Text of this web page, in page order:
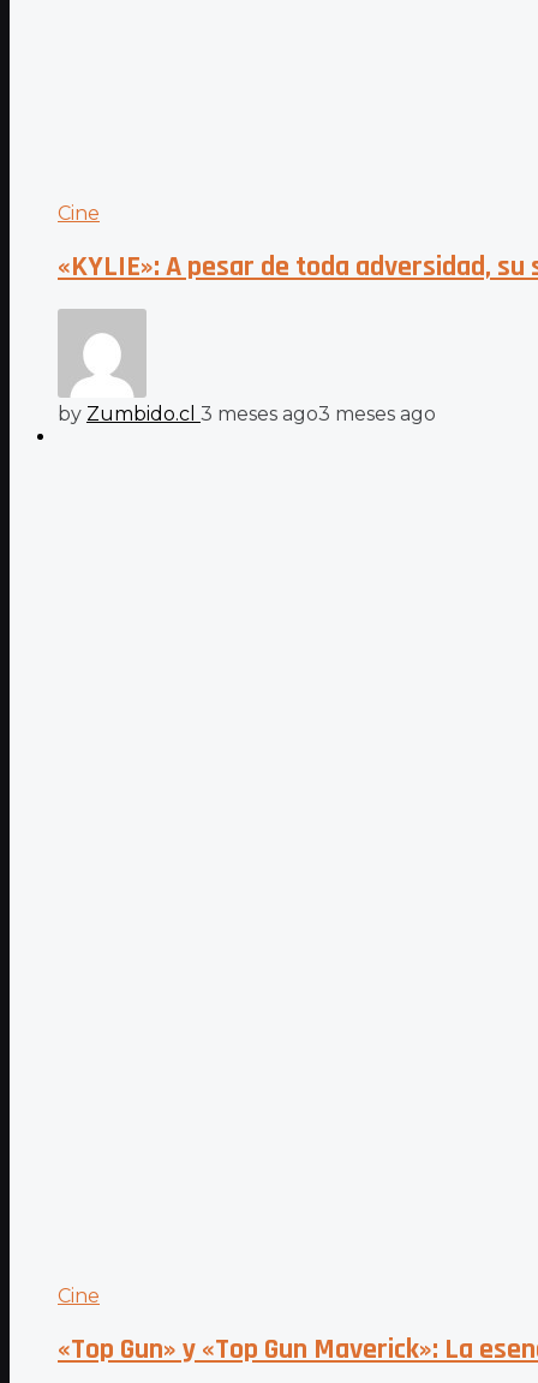
Cine
«KYLIE»: A pesar de toda adversidad,
by Zumbido.cl 3 meses ago3 meses ago
Cine
«Top Gun» y «Top Gun Maverick»: La